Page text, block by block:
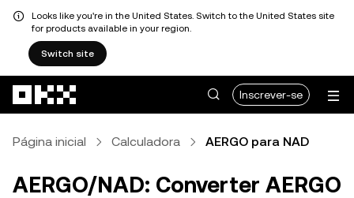
Looks like you're in the United States. Switch to the United States site
for products available in your region.
Switch site
Inscrever-se
Página inicial Calculadora AERGO para NAD
AERGO/NAD: Converter AERGO